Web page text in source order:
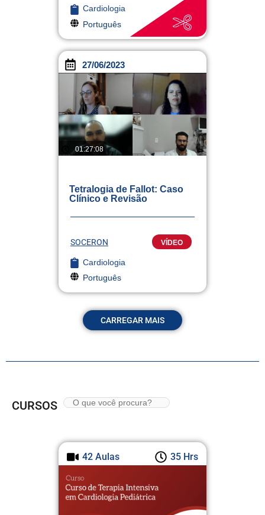
Cardiologia
Português
27/06/2023
01:27:08
Tetralogia de Fallot: Caso
Clínico e Revisão
SOCERON VÍDEO
Cardiologia
Português
CARREGAR MAIS
CURSOS
42 Aulas 35 Hrs